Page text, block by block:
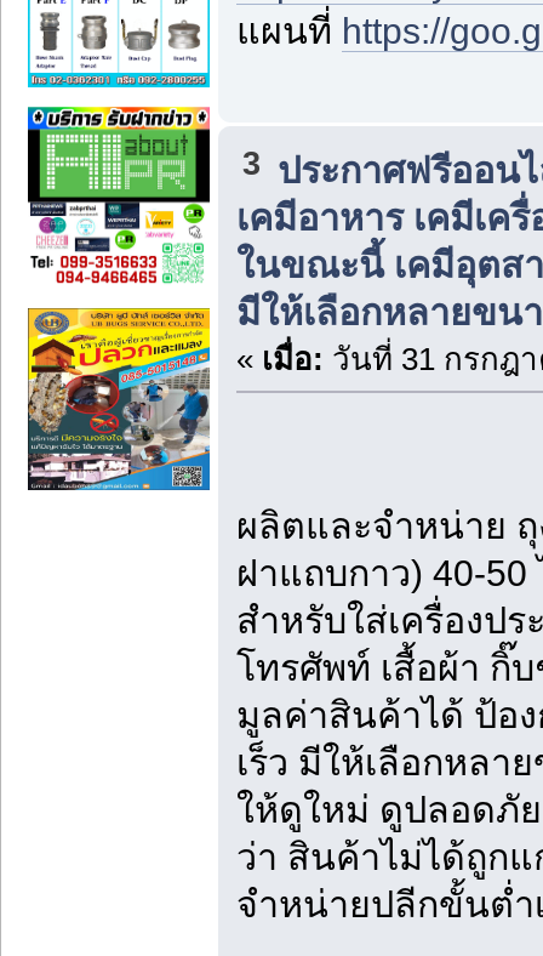
แผนที่ https://
3 ประกาศฟรีออน
เคมีอาหาร เคมีเค
ในขณะนี้ เคมีอุตส
มีให้เลือกหลายขน
« เมื่อ: วันที่ 31 กรกฎา
ผลิตและจำหน่าย ถุ
ฝาแถบกาว) 40-
สำหรับใส่เครื่องป
โทรศัพท์ เสื้อผ้า กิ๊
มูลค่าสินค้าได้ ป้อ
เร็ว มีให้เลือกหลา
ให้ดูใหม่ ดูปลอดภั
ว่า สินค้าไม่ได้ถูก
จำหน่ายปลีกขั้นต่ำ